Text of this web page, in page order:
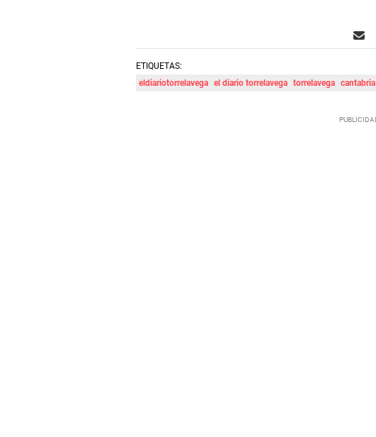
ETIQUETAS:
eldiariotorrelavega el diario torrelavega torrelavega cantabria